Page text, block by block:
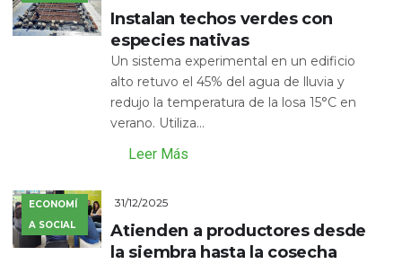
Instalan techos verdes con
especies nativas
Un sistema experimental en un edificio
alto retuvo el 45% del agua de lluvia y
redujo la temperatura de la losa 15°C en
verano. Utiliza...
Leer Más
ECONOMÍ
A SOCIAL
31/12/2025
Atienden a productores desde
la siembra hasta la cosecha